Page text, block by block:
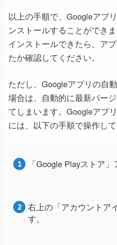
以上の手順で、Googleアプ
ンストールすることができ
インストールできたら、ア
たか確認してください。
ただし、Googleアプリの自
場合は、自動的に最新バー
てしまいます。Googleアプ
には、以下の手順で操作して
「Google Playストア
右上の「アカウントア
す。